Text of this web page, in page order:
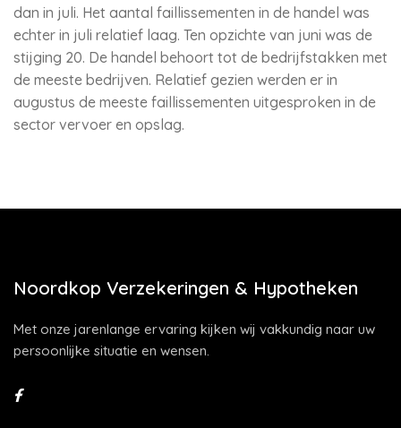
dan in juli. Het aantal faillissementen in de handel was
echter in juli relatief laag. Ten opzichte van juni was de
stijging 20. De handel behoort tot de bedrijfstakken met
de meeste bedrijven. Relatief gezien werden er in
augustus de meeste faillissementen uitgesproken in de
sector vervoer en opslag.
Noordkop Verzekeringen & Hypotheken
Met onze jarenlange ervaring kijken wij vakkundig naar uw
persoonlijke situatie en wensen.